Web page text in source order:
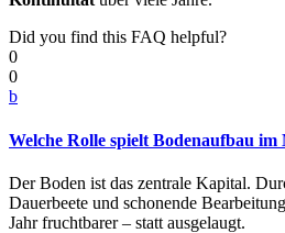
Did you find this FAQ helpful?
0
0
b
Welche Rolle spielt Bodenaufbau
Der Boden ist das zentrale Kapital.
Dauerbeete und schonende
Jahr fruchtbarer – statt ausgelaugt.